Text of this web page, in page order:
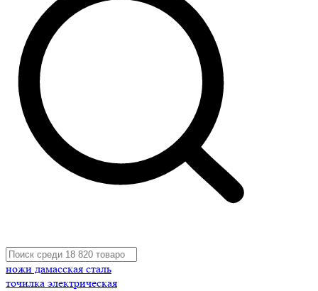
ножи дамасская сталь
точилка электрическая